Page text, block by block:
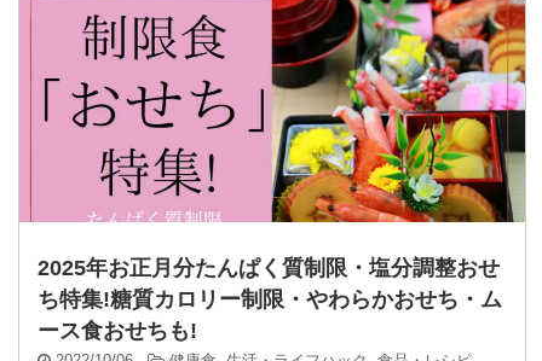
2025年お正月分たんぱく質制限・塩分調整おせ
ち特集!糖質カロリー制限・やわらかおせち・ム
ース食おせちも!